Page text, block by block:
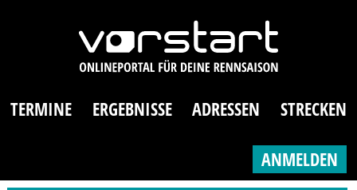
TERMINE ERGEBNISSE ADRESSEN STRECKEN
ANMELDEN